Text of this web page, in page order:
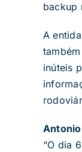
backup
A
inúteis
“O dia